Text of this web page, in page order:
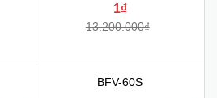
1₫
13.200.000₫
BFV-60S